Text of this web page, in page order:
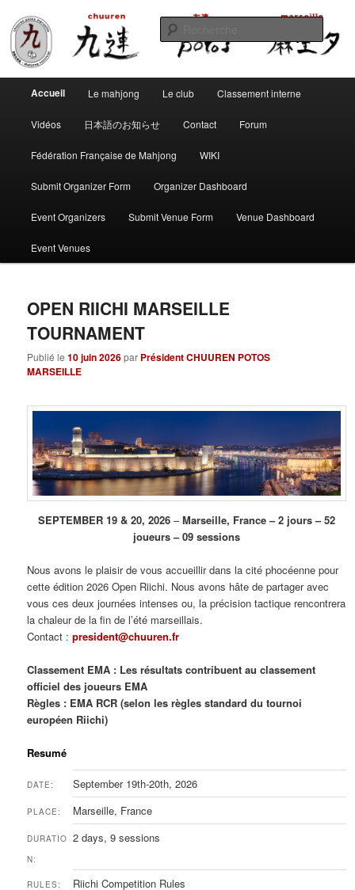
contenu
principal
contenu
secondaire
Chuuren potos Marseille – Mahjong
convivial
Accueil Le mahjong Le club Classement interne
Vidéos 日本語のお知らせ Contact Forum
Fédération Française de Mahjong WIKI
Submit Organizer Form Organizer Dashboard
Event Organizers Submit Venue Form Venue Dashboard
Event Venues
OPEN RIICHI MARSEILLE
TOURNAMENT
Publié le10 juin 2026par Président CHUUREN POTOS
MARSEILLE
SEPTEMBER 19 & 20, 2026 –Marseille, France – 2 jours – 52
joueurs – 09 sessions
Nous avons le plaisir de vous accueillir dans la cité phocéenne pour
cette édition 2026 Open Riichi. Nous avons hâte de partager avec
vous ces deux journées intenses ou, la précision tactique rencontrera
la chaleur de la fin de l’été marseillais.
Contact :president@chuuren.fr
Classement EMA : Les résultats contribuent au classement
officiel des joueurs EMA
Règles : EMA RCR (selon les règles standard du tournoi
européen Riichi)
Resumé
DATE: September 19th-20th, 2026
PLACE: Marseille, France
DURATIO
N:
2 days, 9 sessions
RULES: Riichi Competition Rules